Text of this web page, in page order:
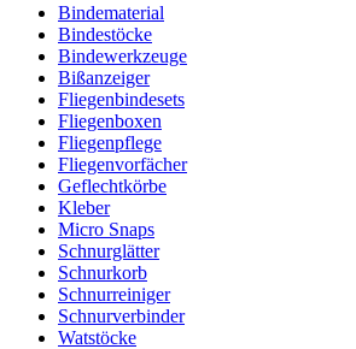
Bindematerial
Bindestöcke
Bindewerkzeuge
Bißanzeiger
Fliegenbindesets
Fliegenboxen
Fliegenpflege
Fliegenvorfächer
Geflechtkörbe
Kleber
Micro Snaps
Schnurglätter
Schnurkorb
Schnurreiniger
Schnurverbinder
Watstöcke